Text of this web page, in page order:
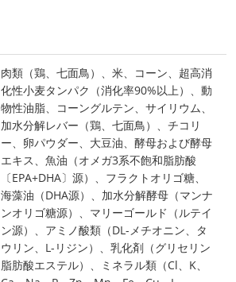
肉類（鶏、七面鳥）、米、コーン、超高消
化性小麦タンパク（消化率90%以上）、動
物性油脂、コーングルテン、サイリウム、
加水分解レバー（鶏、七面鳥）、チコリ
ー、卵パウダー、大豆油、酵母および酵母
エキス、魚油（オメガ3系不飽和脂肪酸
〔EPA+DHA〕源）、フラクトオリゴ糖、
海藻油（DHA源）、加水分解酵母（マンナ
ンオリゴ糖源）、マリーゴールド（ルテイ
ン源）、アミノ酸類（DL-メチオニン、タ
ウリン、L-リジン）、乳化剤（グリセリン
脂肪酸エステル）、ミネラル類（Cl、K、